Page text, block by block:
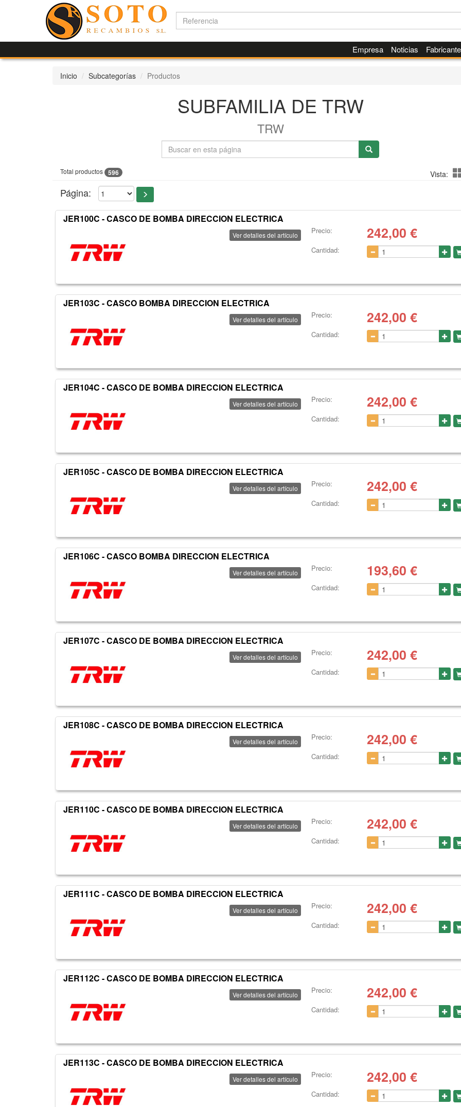
Empresa Noticias
Inicio Subcategorías Productos
SUBFAMILIA DE TRW
TRW
Total productos 596 Vista:
Página:
JER100C - CASCO DE BOMBA DIRECCION ELECTRICA
Ver detalles del artículo Precio: 242,00 €
Cantidad:
JER103C - CASCO BOMBA DIRECCION ELECTRICA
Ver detalles del artículo Precio: 242,00 €
Cantidad:
JER104C - CASCO DE BOMBA DIRECCION ELECTRICA
Ver detalles del artículo Precio: 242,00 €
Cantidad:
JER105C - CASCO DE BOMBA DIRECCION ELECTRICA
Ver detalles del artículo Precio: 242,00 €
Cantidad:
JER106C - CASCO BOMBA DIRECCION ELECTRICA
Ver detalles del artículo Precio: 193,60 €
Cantidad:
JER107C - CASCO DE BOMBA DIRECCION ELECTRICA
Ver detalles del artículo Precio: 242,00 €
Cantidad:
JER108C - CASCO DE BOMBA DIRECCION ELECTRICA
Ver detalles del artículo Precio: 242,00 €
Cantidad:
JER110C - CASCO DE BOMBA DIRECCION ELECTRICA
Ver detalles del artículo Precio: 242,00 €
Cantidad:
JER111C - CASCO DE BOMBA DIRECCION ELECTRICA
Ver detalles del artículo Precio: 242,00 €
Cantidad:
JER112C - CASCO DE BOMBA DIRECCION ELECTRICA
Ver detalles del artículo Precio: 242,00 €
Cantidad:
JER113C - CASCO DE BOMBA DIRECCION ELECTRICA
Ver detalles del artículo Precio: 242,00 €
Cantidad: